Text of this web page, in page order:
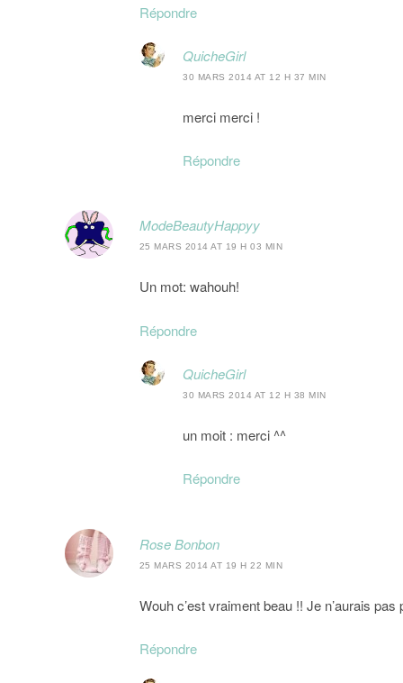
Répondre
QuicheGirl
30 MARS 2014 AT 12 H 37 MIN
merci merci !
Répondre
ModeBeautyHappyy
25 MARS 2014 AT 19 H 03 MIN
Un mot: wahouh!
Répondre
QuicheGirl
30 MARS 2014 AT 12 H 38 MIN
un moit : merci ^^
Répondre
Rose Bonbon
25 MARS 2014 AT 19 H 22 MIN
Wouh c’est vraiment beau !! Je n’aurais
Répondre